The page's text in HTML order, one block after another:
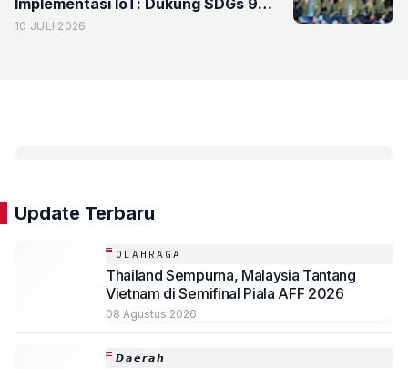
Implementasi IoT: Dukung SDGs 9
dan 14 untuk Kendalikan Kualitas Air
10 JULI 2026
Update Terbaru
OLAHRAGA
Thailand Sempurna, Malaysia Tantang
Vietnam di Semifinal Piala AFF 2026
08 Agustus 2026
𝘿𝙖𝙚𝙧𝙖𝙝